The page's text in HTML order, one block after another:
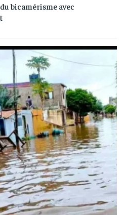
bicamérisme avec